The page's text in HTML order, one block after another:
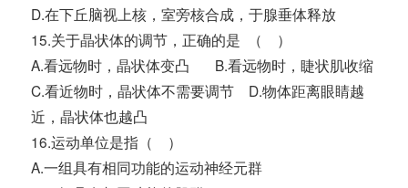
D.在下丘脑视上核，室旁核合成，于腺垂体释放
15.关于晶状体的调节，正确的是 （ ）
A.看远物时，晶状体变凸 B.看远物时，睫状肌收缩
C.看近物时，晶状体不需要调节 D.物体距离眼睛越
近，晶状体也越凸
16.运动单位是指（ ）
A.一组具有相同功能的运动神经元群